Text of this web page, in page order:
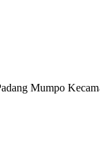
Kecamatan